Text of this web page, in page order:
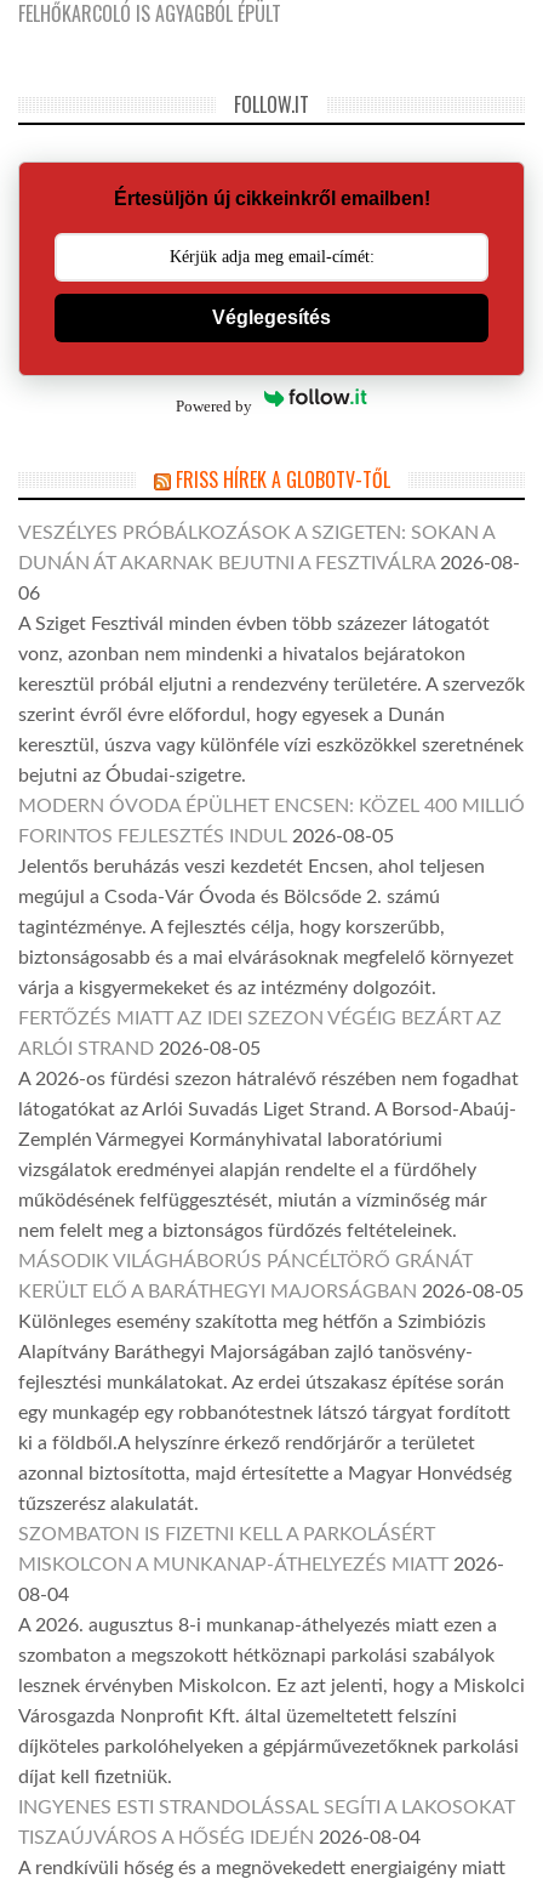
FELHŐKARCOLÓ IS AGYAGBÓL ÉPÜLT
FOLLOW.IT
Értesüljön új cikkeinkről emailben!
Véglegesítés
Powered by
FRISS HÍREK A GLOBOTV-TŐL
VESZÉLYES PRÓBÁLKOZÁSOK A SZIGETEN: SOKAN A
DUNÁN ÁT AKARNAK BEJUTNI A FESZTIVÁLRA 2026-08-
06
A Sziget Fesztivál minden évben több százezer látogatót
vonz, azonban nem mindenki a hivatalos bejáratokon
keresztül próbál eljutni a rendezvény területére. A szervezők
szerint évről évre előfordul, hogy egyesek a Dunán
keresztül, úszva vagy különféle vízi eszközökkel szeretnének
bejutni az Óbudai-szigetre.
MODERN ÓVODA ÉPÜLHET ENCSEN: KÖZEL 400 MILLIÓ
FORINTOS FEJLESZTÉS INDUL 2026-08-05
Jelentős beruházás veszi kezdetét Encsen, ahol teljesen
megújul a Csoda-Vár Óvoda és Bölcsőde 2. számú
tagintézménye. A fejlesztés célja, hogy korszerűbb,
biztonságosabb és a mai elvárásoknak megfelelő környezet
várja a kisgyermekeket és az intézmény dolgozóit.
FERTŐZÉS MIATT AZ IDEI SZEZON VÉGÉIG BEZÁRT AZ
ARLÓI STRAND 2026-08-05
A 2026-os fürdési szezon hátralévő részében nem fogadhat
látogatókat az Arlói Suvadás Liget Strand. A Borsod-Abaúj-
Zemplén Vármegyei Kormányhivatal laboratóriumi
vizsgálatok eredményei alapján rendelte el a fürdőhely
működésének felfüggesztését, miután a vízminőség már
nem felelt meg a biztonságos fürdőzés feltételeinek.
MÁSODIK VILÁGHÁBORÚS PÁNCÉLTÖRŐ GRÁNÁT
KERÜLT ELŐ A BARÁTHEGYI MAJORSÁGBAN 2026-08-05
Különleges esemény szakította meg hétfőn a Szimbiózis
Alapítvány Baráthegyi Majorságában zajló tanösvény-
fejlesztési munkálatokat. Az erdei útszakasz építése során
egy munkagép egy robbanótestnek látszó tárgyat fordított
ki a földből.A helyszínre érkező rendőrjárőr a területet
azonnal biztosította, majd értesítette a Magyar Honvédség
tűzszerész alakulatát.
SZOMBATON IS FIZETNI KELL A PARKOLÁSÉRT
MISKOLCON A MUNKANAP-ÁTHELYEZÉS MIATT 2026-
08-04
A 2026. augusztus 8-i munkanap-áthelyezés miatt ezen a
szombaton a megszokott hétköznapi parkolási szabályok
lesznek érvényben Miskolcon. Ez azt jelenti, hogy a Miskolci
Városgazda Nonprofit Kft. által üzemeltetett felszíni
díjköteles parkolóhelyeken a gépjárművezetőknek parkolási
díjat kell fizetniük.
INGYENES ESTI STRANDOLÁSSAL SEGÍTI A LAKOSOKAT
TISZAÚJVÁROS A HŐSÉG IDEJÉN 2026-08-04
A rendkívüli hőség és a megnövekedett energiaigény miatt